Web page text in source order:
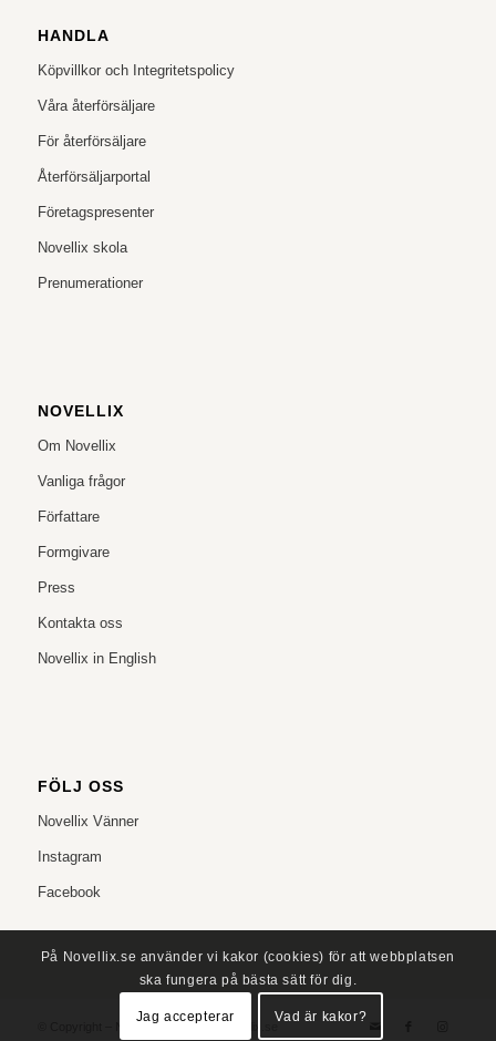
HANDLA
Köpvillkor och Integritetspolicy
Våra återförsäljare
För återförsäljare
Återförsäljarportal
Företagspresenter
Novellix skola
Prenumerationer
NOVELLIX
Om Novellix
Vanliga frågor
Författare
Formgivare
Press
Kontakta oss
Novellix in English
FÖLJ OSS
Novellix Vänner
Instagram
Facebook
© Copyright – NOVELLIX info@novellix.se
På Novellix.se använder vi kakor (cookies) för att webbplatsen
ska fungera på bästa sätt för dig.
Jag accepterar Vad är kakor?